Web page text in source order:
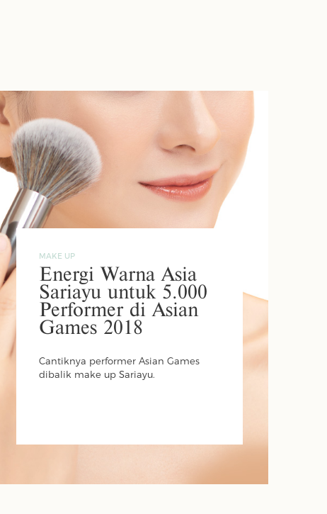
MAKE UP
Energi Warna Asia
Sariayu untuk 5.000
Performer di Asian
Games 2018
Cantiknya performer Asian Games
dibalik make up Sariayu.